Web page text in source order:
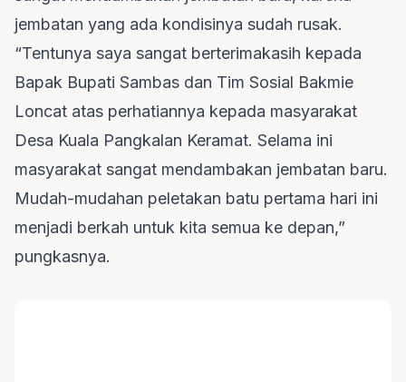
jembatan yang ada kondisinya sudah rusak.
“Tentunya saya sangat berterimakasih kepada
Bapak Bupati Sambas dan Tim Sosial Bakmie
Loncat atas perhatiannya kepada masyarakat
Desa Kuala Pangkalan Keramat. Selama ini
masyarakat sangat mendambakan jembatan baru.
Mudah-mudahan peletakan batu pertama hari ini
menjadi berkah untuk kita semua ke depan,”
pungkasnya.